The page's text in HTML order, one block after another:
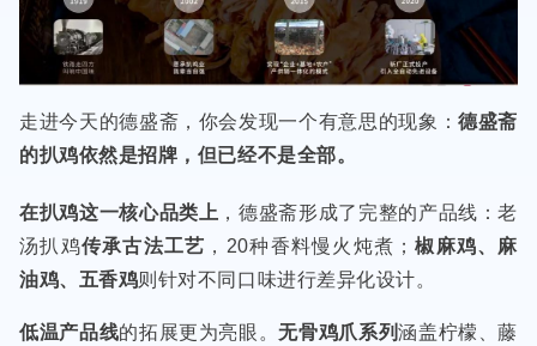
走进今天的德盛斋，你会发现一个有意思的现象：德盛斋
的扒鸡依然是招牌，但已经不是全部。
在扒鸡这一核心品类上 ，德盛斋形成了完整的产品线：老
汤扒鸡传承古法工艺 ，20种香料慢火炖煮； 椒麻鸡、麻
油鸡、五香鸡则针对不同口味进行差异化设计。
低温产品线的拓展更为亮眼。无骨鸡爪系列涵盖柠檬、藤